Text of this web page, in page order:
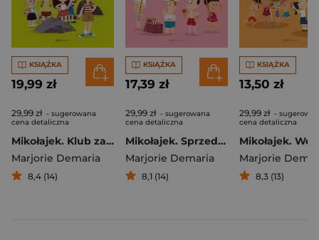
KSIĄŻKA
19,99 zł
29,99 zł - sugerowana
cena detaliczna
Mikołajek. Klub zaginionych traperów
Marjorie Demaria
8,4 (14)
KSIĄŻKA
17,39 zł
29,99 zł - sugerowana
cena detaliczna
Mikołajek. Sprzedawcy lodów
Marjorie Demaria
8,1 (14)
KSIĄŻKA
13,50 zł
29,99 zł -
cena detaliczna
Mikołajek.
Marjorie
8,3 (13)